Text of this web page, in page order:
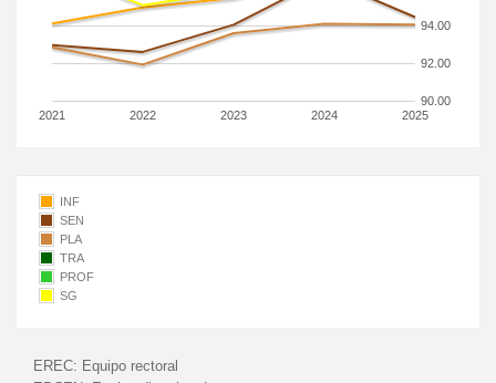
2021 2022 2023 2024 2025
90.00
92.00
94.00
INF
SEN
PLA
TRA
PROF
SG
EREC: Equipo rectoral